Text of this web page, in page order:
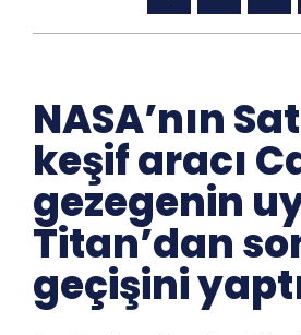
NASA’nın
keşif aracı
gezegenin
Titan’dan
geçişini